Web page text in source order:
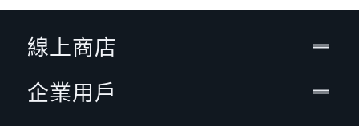
線上商店
企業用戶